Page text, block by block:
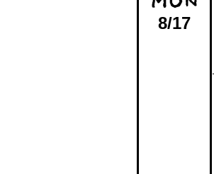
8/17